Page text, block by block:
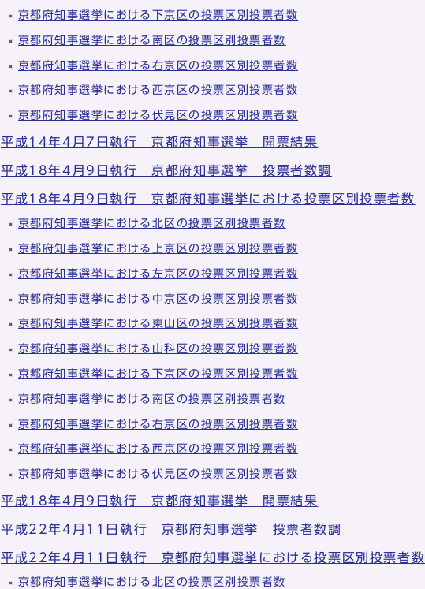
京都府知事選挙における下京区の投票区別投票者数
京都府知事選挙における南区の投票区別投票者数
京都府知事選挙における右京区の投票区別投票者数
京都府知事選挙における西京区の投票区別投票者数
京都府知事選挙における伏見区の投票区別投票者数
平成14年4月7日執行 京都府知事選挙 開票結果
平成18年4月9日執行 京都府知事選挙 投票者数調
平成18年4月9日執行 京都府知事選挙における投票区別投票者数
京都府知事選挙における北区の投票区別投票者数
京都府知事選挙における上京区の投票区別投票者数
京都府知事選挙における左京区の投票区別投票者数
京都府知事選挙における中京区の投票区別投票者数
京都府知事選挙における東山区の投票区別投票者数
京都府知事選挙における山科区の投票区別投票者数
京都府知事選挙における下京区の投票区別投票者数
京都府知事選挙における南区の投票区別投票者数
京都府知事選挙における右京区の投票区別投票者数
京都府知事選挙における西京区の投票区別投票者数
京都府知事選挙における伏見区の投票区別投票者数
平成18年4月9日執行 京都府知事選挙 開票結果
平成22年4月11日執行 京都府知事選挙 投票者数調
平成22年4月11日執行 京都府知事選挙における投票区別投票者数
京都府知事選挙における北区の投票区別投票者数